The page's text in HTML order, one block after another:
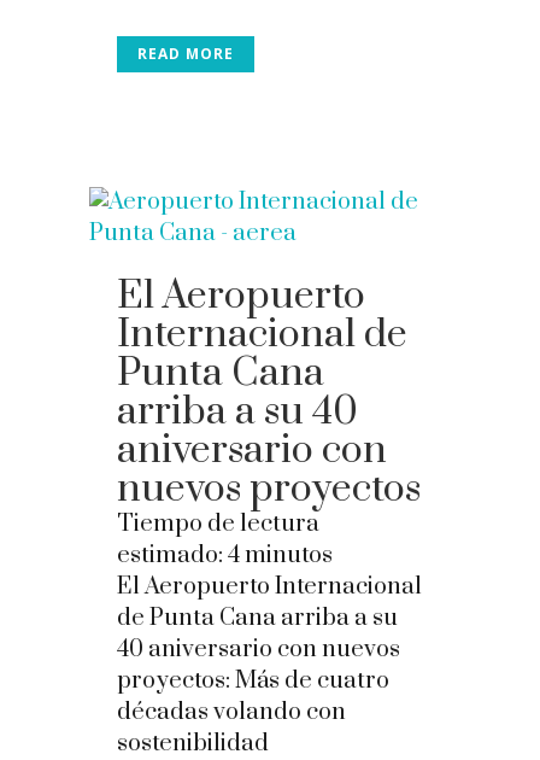
READ MORE
El Aeropuerto
Internacional de
Punta Cana
arriba a su 40
aniversario con
nuevos proyectos
Tiempo de lectura
estimado: 4minutos
El Aeropuerto Internacional
de Punta Cana arriba a su
40 aniversario con nuevos
proyectos: Más de cuatro
décadas volando con
sostenibilidad